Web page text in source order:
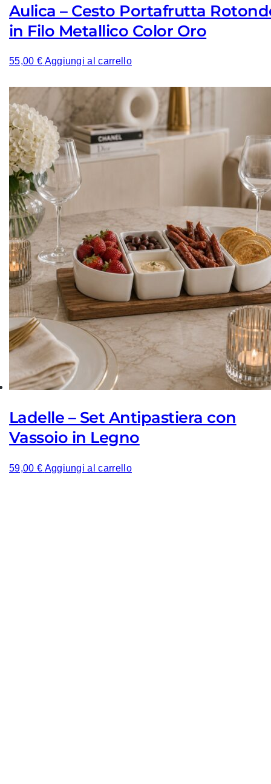
Aulica – Cesto Portafrutta
in Filo Metallico Color Oro
55,00 € Aggiungi al carrello
Ladelle – Set Antipastiera con
Vassoio in Legno
59,00 € Aggiungi al carrello